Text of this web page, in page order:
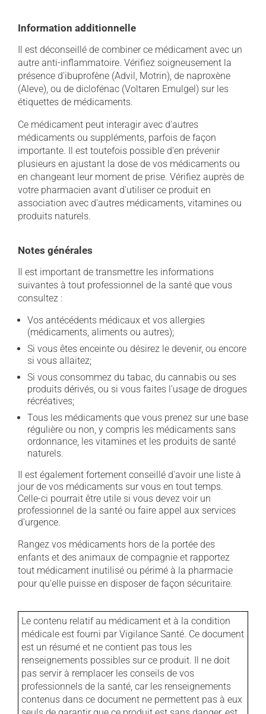
Information additionnelle
Il est déconseillé de combiner ce médicament avec un
autre anti-inflammatoire. Vérifiez soigneusement la
présence d'ibuprofène (Advil, Motrin), de naproxène
(Aleve), ou de diclofénac (Voltaren Emulgel) sur les
étiquettes de médicaments.
Ce médicament peut interagir avec d'autres
médicaments ou suppléments, parfois de façon
importante. Il est toutefois possible d'en prévenir
plusieurs en ajustant la dose de vos médicaments ou
en changeant leur moment de prise. Vérifiez auprès de
votre pharmacien avant d'utiliser ce produit en
association avec d'autres médicaments, vitamines ou
produits naturels.
Notes générales
Il est important de transmettre les informations
suivantes à tout professionnel de la santé que vous
consultez :
Vos antécédents médicaux et vos allergies
(médicaments, aliments ou autres);
Si vous êtes enceinte ou désirez le devenir, ou encore
si vous allaitez;
Si vous consommez du tabac, du cannabis ou ses
produits dérivés, ou si vous faites l'usage de drogues
récréatives;
Tous les médicaments que vous prenez sur une base
régulière ou non, y compris les médicaments sans
ordonnance, les vitamines et les produits de santé
naturels.
Il est également fortement conseillé d'avoir une liste à
jour de vos médicaments sur vous en tout temps.
Celle-ci pourrait être utile si vous devez voir un
professionnel de la santé ou faire appel aux services
d'urgence.
Rangez vos médicaments hors de la portée des
enfants et des animaux de compagnie et rapportez
tout médicament inutilisé ou périmé à la pharmacie
pour qu'elle puisse en disposer de façon sécuritaire.
Le contenu relatif au médicament et à la condition
médicale est fourni par Vigilance Santé. Ce document
est un résumé et ne contient pas tous les
renseignements possibles sur ce produit. Il ne doit
pas servir à remplacer les conseils de vos
professionnels de la santé, car les renseignements
contenus dans ce document ne permettent pas à eux